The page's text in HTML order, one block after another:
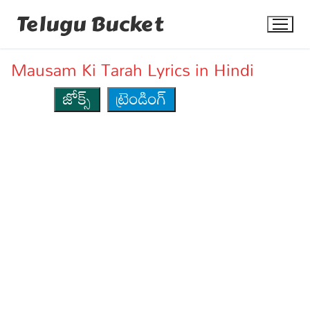
Telugu Bucket
Mausam Ki Tarah Lyrics in Hindi
జోక్స్
ట్రెండింగ్